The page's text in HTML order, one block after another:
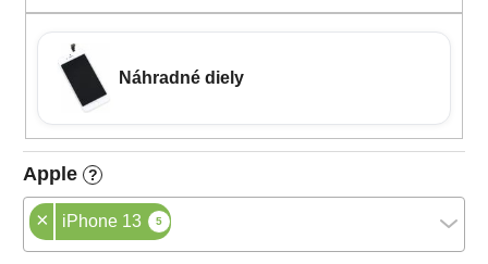
Náhradné diely
Apple ?
× iPhone 13 5